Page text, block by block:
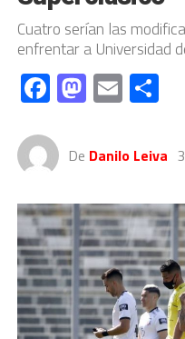
Cuatro serían las
enfrentar a Universidad
Facebook
Email
De Danilo Leiva